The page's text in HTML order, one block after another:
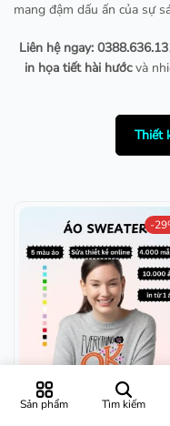
mang đậm dấu ấn của sự
Liên hệ ngay:
in họa tiết hài hướcvà
Thiết
-
Sản phẩm Tìm kiếm